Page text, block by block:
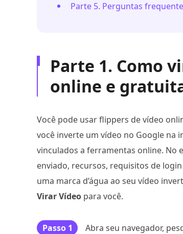
Parte 5. Perguntas
Parte 1. Como
online e
Você pode usar flippers de vídeo
você inverte um vídeo no Google na
vinculados a ferramentas online. No
enviado, recursos, requisitos de
uma marca d’água ao seu vídeo
Virar Vídeo para você.
Passo 1 Abra seu navegador,